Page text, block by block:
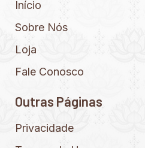
Início
Sobre Nós
Loja
Fale Conosco
Outras Páginas
Privacidade